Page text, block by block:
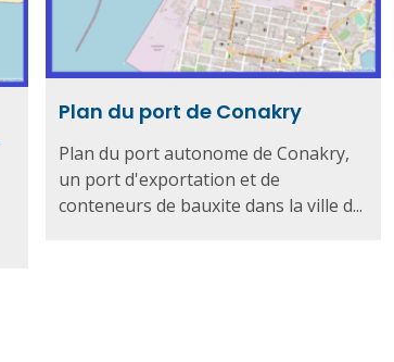
Plan du port de Conakry
Plan du port autonome de Conakry,
un port d'exportation et de
conteneurs de bauxite dans la ville d...